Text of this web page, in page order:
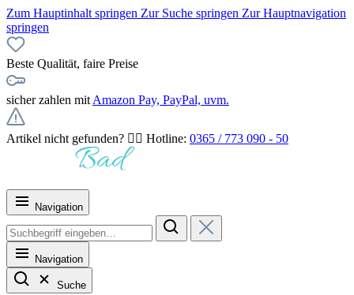
Zum Hauptinhalt springen Zur Suche springen Zur Hauptnavigation
springen
Beste Qualität, faire Preise
sicher zahlen mit Amazon Pay, PayPal, uvm.
Artikel nicht gefunden? 👉🏻 Hotline: 0365 / 773 090 - 50
Navigation
Navigation
Suche